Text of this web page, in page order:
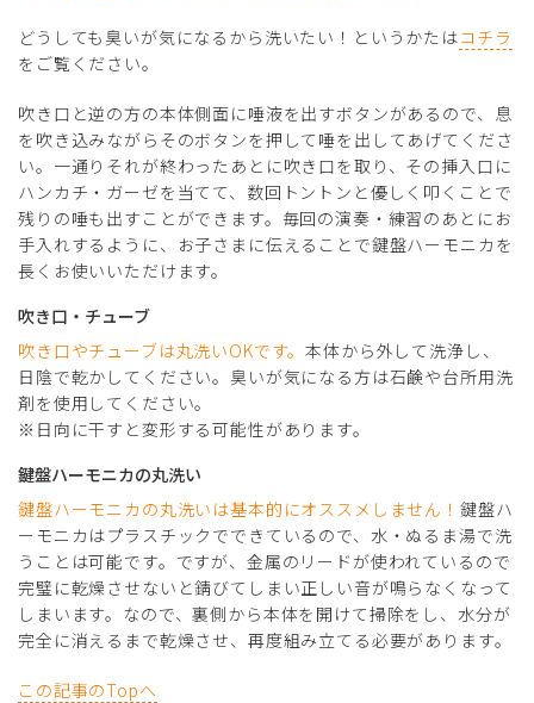
どうしても臭いが気になるから洗いたい！というかたはコチラ
をご覧ください。
吹き口と逆の方の本体側面に唾液を出すボタンがあるので、息
を吹き込みながらそのボタンを押して唾を出してあげてくださ
い。一通りそれが終わったあとに吹き口を取り、その挿入口に
ハンカチ・ガーゼを当てて、数回トントンと優しく叩くことで
残りの唾も出すことができます。毎回の演奏・練習のあとにお
手入れするように、お子さまに伝えることで鍵盤ハーモニカを
長くお使いいただけます。
吹き口・チューブ
吹き口やチューブは丸洗いOKです。本体から外して洗浄し、
日陰で乾かしてください。臭いが気になる方は石鹸や台所用洗
剤を使用してください。
※日向に干すと変形する可能性があります。
鍵盤ハーモニカの丸洗い
鍵盤ハーモニカの丸洗いは基本的にオススメしません！ 鍵盤ハ
ーモニカはプラスチックでできているので、水・ぬるま湯で洗
うことは可能です。ですが、金属のリードが使われているので
完璧に乾燥させないと錆びてしまい正しい音が鳴らなくなって
しまいます。なので、裏側から本体を開けて掃除をし、水分が
完全に消えるまで乾燥させ、再度組み立てる必要があります。
この記事のTopへ